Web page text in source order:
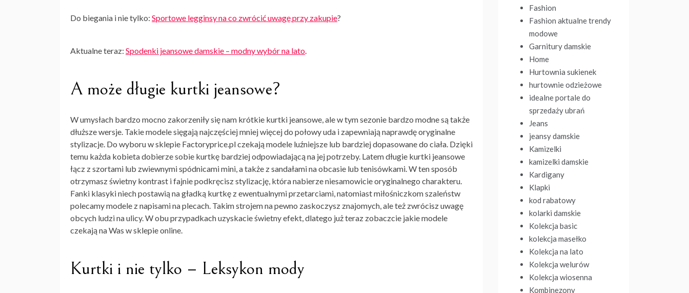
Do biegania i nie tylko: Sportowe legginsy na co zwrócić uwagę przy zakupie?
Aktualne teraz: Spodenki jeansowe damskie – modny wybór na lato.
A może długie kurtki jeansowe?
W umysłach bardzo mocno zakorzeniły się nam krótkie kurtki jeansowe, ale w tym sezonie bardzo modne są także
dłuższe wersje. Takie modele sięgają najczęściej mniej więcej do połowy uda i zapewniają naprawdę oryginalne
stylizacje. Do wyboru w sklepie Factoryprice.pl czekają modele luźniejsze lub bardziej dopasowane do ciała. Dzięki
temu każda kobieta dobierze sobie kurtkę bardziej odpowiadającą na jej potrzeby. Latemdługie kurtki jeansowe
łącz z szortami lub zwiewnymi spódnicami mini, a także z sandałami na obcasie lub tenisówkami. W ten sposób
otrzymasz świetny kontrast i fajnie podkręcisz stylizację, która nabierze niesamowicie oryginalnego charakteru.
Fanki klasyki niech postawią na gładką kurtkę z ewentualnymi przetarciami, natomiast miłośniczkom szaleństw
polecamy modele z napisami na plecach. Takim strojem na pewno zaskoczysz znajomych, ale też zwrócisz uwagę
obcych ludzi na ulicy. W obu przypadkach uzyskacie świetny efekt, dlatego już teraz zobaczcie jakie modele
czekają na Was w sklepie online.
Kurtki i nie tylko – Leksykon mody
Fashion
Fashion aktualne trendy
modowe
Garnitury damskie
Home
Hurtownia sukienek
hurtownie odzieżowe
idealne portale do
sprzedaży ubrań
Jeans
jeansy damskie
Kamizelki
kamizelki damskie
Kardigany
Klapki
kod rabatowy
kolarki damskie
Kolekcja basic
kolekcja masełko
Kolekcja na lato
Kolekcja welurów
Kolekcja wiosenna
Kombinezony